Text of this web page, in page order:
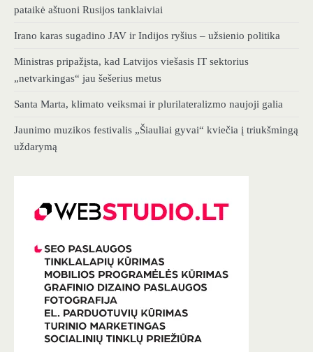
pataikė aštuoni Rusijos tanklaiviai
Irano karas sugadino JAV ir Indijos ryšius – užsienio politika
Ministras pripažįsta, kad Latvijos viešasis IT sektorius
„netvarkingas“ jau šešerius metus
Santa Marta, klimato veiksmai ir plurilateralizmo naujoji galia
Jaunimo muzikos festivalis „Šiauliai gyvai“ kviečia į triukšmingą
uždarymą